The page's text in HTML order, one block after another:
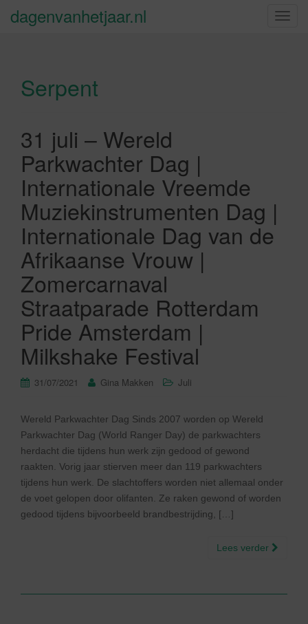
S
dagenvanhetjaar.nl
Serpent
31 juli – Wereld
Parkwachter Dag |
Internationale Vreemde
Muziekinstrumenten Dag |
Internationale Dag van de
Afrikaanse Vrouw |
Zomercarnaval
Straatparade Rotterdam
Pride Amsterdam |
Milkshake Festival
31/07/2021 Gina Makken Juli
Wereld Parkwachter Dag Sinds 2007 worden op Wereld
Parkwachter Dag (World Ranger Day) de parkwachters
herdacht die tijdens hun werk zijn gedood of gewond
raakten. Vorig jaar stierven meer dan 119 parkwachters
tijdens hun werk. De slachtoffers worden niet allemaal onder
de voet gelopen door olifanten. Ze raken gewond of worden
gedood tijdens bijvoorbeeld brandbestrijding, […]
Lees verder